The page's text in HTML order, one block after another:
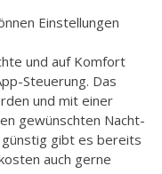
Einstellungen
und auf Komfort
Steuerung. Das
und mit einer
gewünschten Nacht-
gibt es bereits
auch gerne